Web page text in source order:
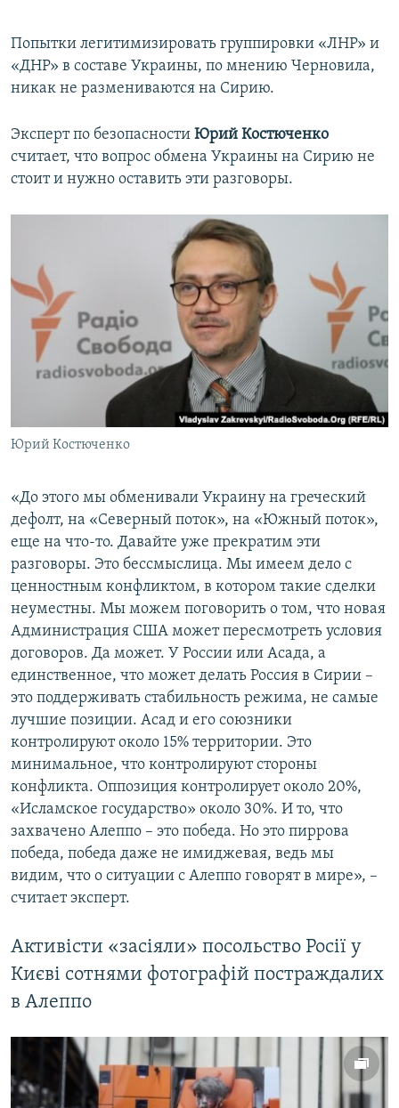
Попытки легитимизировать группировки «ЛНР» и
«ДНР» в составе Украины, по мнению Черновила,
никак не размениваются на Сирию.
Эксперт по безопасности Юрий Костюченко
считает, что вопрос обмена Украины на Сирию не
стоит и нужно оставить эти разговоры.
Юрий Костюченко
«До этого мы обменивали Украину на греческий
дефолт, на «Северный поток», на «Южный поток»,
еще на что-то. Давайте уже прекратим эти
разговоры. Это бессмыслица. Мы имеем дело с
ценностным конфликтом, в котором такие сделки
неуместны. Мы можем поговорить о том, что новая
Администрация США может пересмотреть условия
договоров. Да может. У России или Асада, а
единственное, что может делать Россия в Сирии –
это поддерживать стабильность режима, не самые
лучшие позиции. Асад и его союзники
контролируют около 15% территории. Это
минимальное, что контролируют стороны
конфликта. Оппозиция контролирует около 20%,
«Исламское государство» около 30%. И то, что
захвачено Алеппо – это победа. Но это пиррова
победа, победа даже не имиджевая, ведь мы
видим, что о ситуации с Алеппо говорят в мире», –
считает эксперт.
Активісти «засіяли» посольство Росії у
Києві cотнями фотографій постраждалих
в Алеппо